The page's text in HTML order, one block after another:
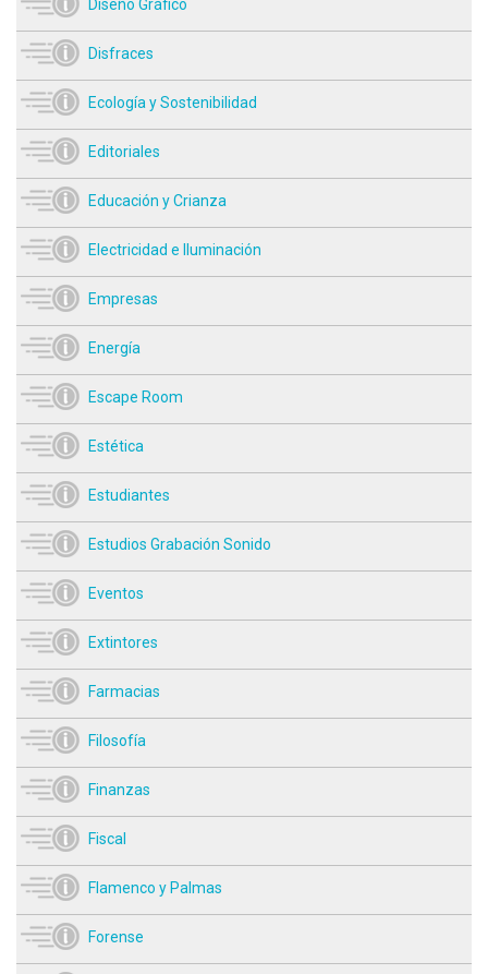
Diseño Gráfico
Disfraces
Ecología y Sostenibilidad
Editoriales
Educación y Crianza
Electricidad e Iluminación
Empresas
Energía
Escape Room
Estética
Estudiantes
Estudios Grabación Sonido
Eventos
Extintores
Farmacias
Filosofía
Finanzas
Fiscal
Flamenco y Palmas
Forense